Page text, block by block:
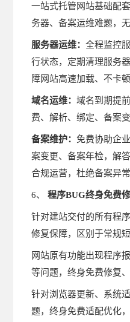
一站式托管网站基础配
务器、备案运维难题，
服务器运维：全程监控
行状态，定期清理服务
障网站高速加载、不卡顿
域名运维：域名到期提
费、解析、绑定、备案
备案维护： 免费协助企
案变更、备案年检，解
合规运营，杜绝备案异
6、程序BUG终身免费
针对建站交付的所有程
修复保障，区别于常规短
网站原有功能出现程序
等问题，终身免费修复、
针对浏览器更新、系统
题，终身免费适配优化